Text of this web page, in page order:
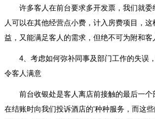
许多客人在前台要求多开发票，我们就委
人可以在其他经营点小费，计入房费项目，
益，又能满足客人的需求，但绝不可为附和客
4、考虑如何弥补同事及部门工作的失误
令客人满意
前台收银处是客人离店前接触的最后一个
在结账时向我们投诉酒店的'种种服务，而这